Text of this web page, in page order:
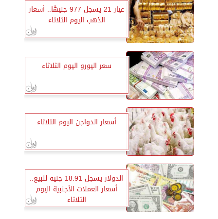
عيار 21 يسجل 977 جنيهًا.. أسعار
الذهب اليوم الثلاثاء
سعر اليورو اليوم الثلاثاء
أسعار الدواجن اليوم الثلاثاء
الدولار يسجل 18.91 جنيه للبيع..
أسعار العملات الأجنبية اليوم
الثلاثاء